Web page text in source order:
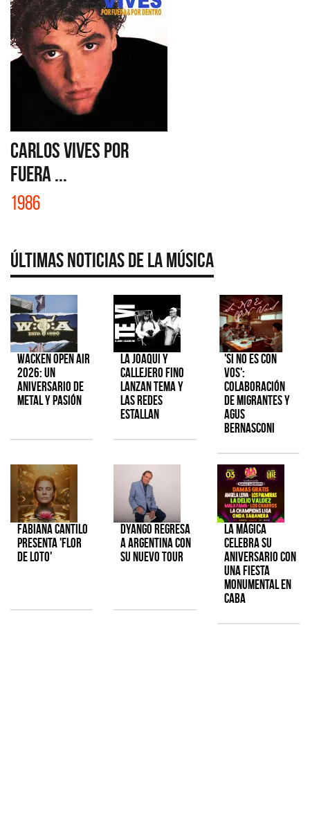
CARLOS VIVES POR
FUERA ...
1986
Últimas Noticias de la Música
Wacken Open Air
2026: Un
aniversario de
metal y pasión
La Joaqui y
Callejero Fino
lanzan tema y
las redes
estallan
'Si No Es Con
Vos':
colaboración
de Migrantes y
Agus
Bernasconi
Fabiana Cantilo
presenta 'Flor
de Loto'
Dyango regresa
a Argentina con
su nuevo tour
La Mágica
celebra su
aniversario con
una fiesta
monumental en
CABA